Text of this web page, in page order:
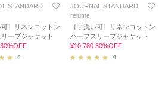
STANDARD
可］リネンコットン
ーブジャケット
4
JOURNAL STANDARD
relume
［手洗い可］リネンコットン
ハーフスリーブジャケット
¥10,780 30%OFF
4